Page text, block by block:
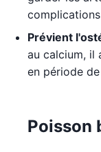
Prévient
au calcium, il
en période de
Poisson